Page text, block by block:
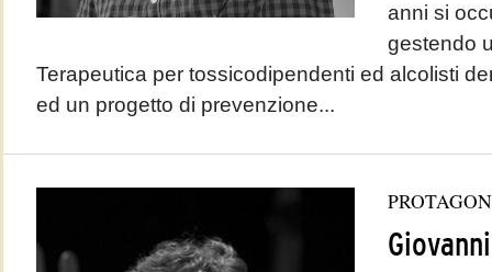
anni si
gestendo
Terapeutica per tossicodipendenti ed alcolisti
ed un progetto di prevenzione...